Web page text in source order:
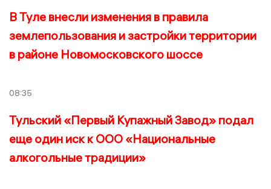
В Туле внесли изменения в правила
землепользования и застройки территории
в районе Новомосковского шоссе
08:35
Тульский «Первый Купажный Завод» подал
еще один иск к ООО «Национальные
алкогольные традиции»